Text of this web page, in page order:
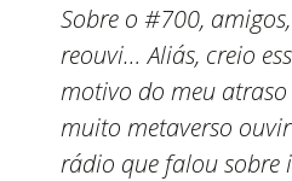
Sobre o #700,
reouvi… Aliás, creio
motivo do meu atraso
muito metaverso
rádio que falou sobre